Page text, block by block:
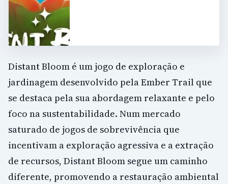
Distant Bloom é um jogo de exploração e
jardinagem desenvolvido pela Ember Trail que
se destaca pela sua abordagem relaxante e pelo
foco na sustentabilidade. Num mercado
saturado de jogos de sobrevivência que
incentivam a exploração agressiva e a extração
de recursos, Distant Bloom segue um caminho
diferente, promovendo a restauração ambiental